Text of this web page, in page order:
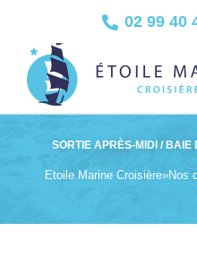
02 99 40
SORTIE APRÈS-MIDI / BAIE
Etoile Marine Croisière»Nos